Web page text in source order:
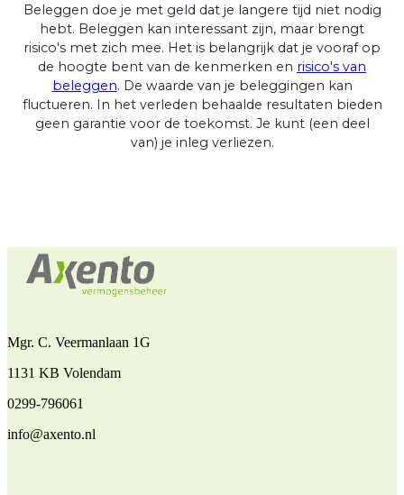
Beleggen doe je met geld dat je langere tijd niet nodig
hebt. Beleggen kan interessant zijn, maar brengt
risico's met zich mee. Het is belangrijk dat je vooraf op
de hoogte bent van de kenmerken en risico's van
beleggen. De waarde van je beleggingen kan
fluctueren. In het verleden behaalde resultaten bieden
geen garantie voor de toekomst. Je kunt (een deel
van) je inleg verliezen.
Mgr. C. Veermanlaan 1G
1131 KB Volendam
0299-796061
info@axento.nl